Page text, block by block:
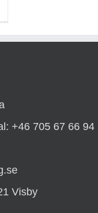
+46 705 67 66 94
Visby